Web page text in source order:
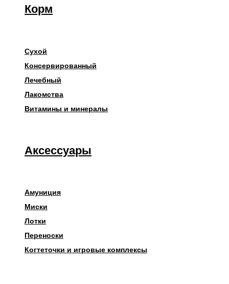
Корм
Сухой
Консервированный
Лечебный
Лакомства
Витамины и минералы
Аксессуары
Амуниция
Миски
Лотки
Переноски
Когтеточки и игровые комплексы